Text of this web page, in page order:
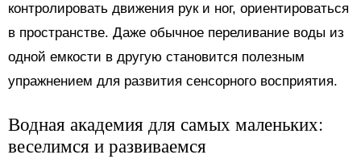
контролировать движения рук и ног, ориентироваться
в пространстве. Даже обычное переливание воды из
одной емкости в другую становится полезным
упражнением для развития сенсорного восприятия.
Водная академия для самых маленьких:
веселимся и развиваемся